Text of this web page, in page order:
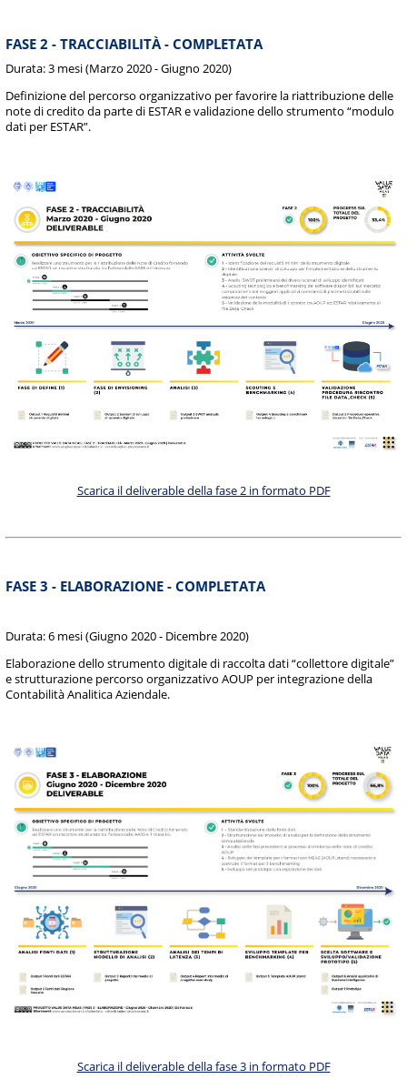
FASE 2 - TRACCIABILITÀ - COMPLETATA
Durata: 3 mesi (Marzo 2020 - Giugno 2020)
Definizione del percorso organizzativo per favorire la riattribuzione delle
note di credito da parte di ESTAR e validazione dello strumento “modulo
dati per ESTAR”.
Scarica il deliverable della fase 2 in formato PDF
FASE 3 - ELABORAZIONE - COMPLETATA
Durata: 6 mesi (Giugno 2020 - Dicembre 2020)
Elaborazione dello strumento digitale di raccolta dati “collettore digitale”
e strutturazione percorso organizzativo AOUP per integrazione della
Contabilità Analitica Aziendale.
Scarica il deliverable della fase 3 in formato PDF